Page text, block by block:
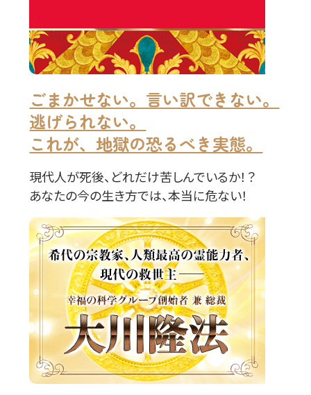
ごまかせない。言い訳できない。
逃げられない。
これが、地獄の恐るべき実態。
現代人が死後、どれだけ苦しんでいるか！？
あなたの今の生き方では、本当に危ない！